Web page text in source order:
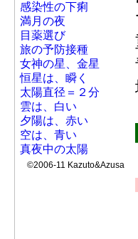
感染性の下痢
満月の夜
目薬選び
旅の予防接種
女神の星、金星
恒星は、瞬く
太陽直径＝２分
雲は、白い
夕陽は、赤い
空は、青い
真夜中の太陽
©2006-11 Kazuto&Azusa